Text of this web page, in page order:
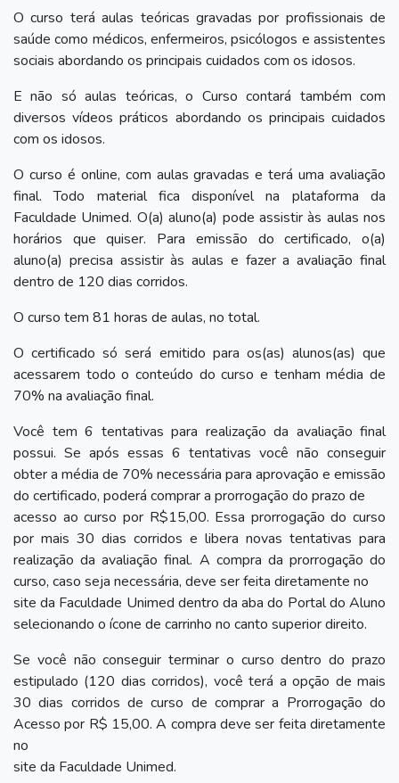
O curso terá aulas teóricas gravadas por profissionais de
saúde como médicos, enfermeiros, psicólogos e assistentes
sociais abordando os principais cuidados com os idosos.
E não só aulas teóricas, o Curso contará também com
diversos vídeos práticos abordando os principais cuidados
com os idosos.
O curso é online, com aulas gravadas e terá uma avaliação
final. Todo material fica disponível na plataforma da
Faculdade Unimed. O(a) aluno(a) pode assistir às aulas nos
horários que quiser. Para emissão do certificado, o(a)
aluno(a) precisa assistir às aulas e fazer a avaliação final
dentro de 120 dias corridos.
O curso tem 81 horas de aulas, no total.
O certificado só será emitido para os(as) alunos(as) que
acessarem todo o conteúdo do curso e tenham média de
70% na avaliação final.
Você tem 6 tentativas para realização da avaliação final
possui. Se após essas 6 tentativas você não conseguir
obter a média de 70% necessária para aprovação e emissão
do certificado, poderá comprar a prorrogação do prazo de
acesso ao curso por R$15,00. Essa prorrogação do curso
por mais 30 dias corridos e libera novas tentativas para
realização da avaliação final. A compra da prorrogação do
curso, caso seja necessária, deve ser feita diretamente no
site da Faculdade Unimed dentro da aba do Portal do Aluno
selecionando o ícone de carrinho no canto superior direito.
Se você não conseguir terminar o curso dentro do prazo
estipulado (120 dias corridos), você terá a opção de mais
30 dias corridos de curso de comprar a Prorrogação do
Acesso por R$ 15,00. A compra deve ser feita diretamente
no
site da Faculdade Unimed.